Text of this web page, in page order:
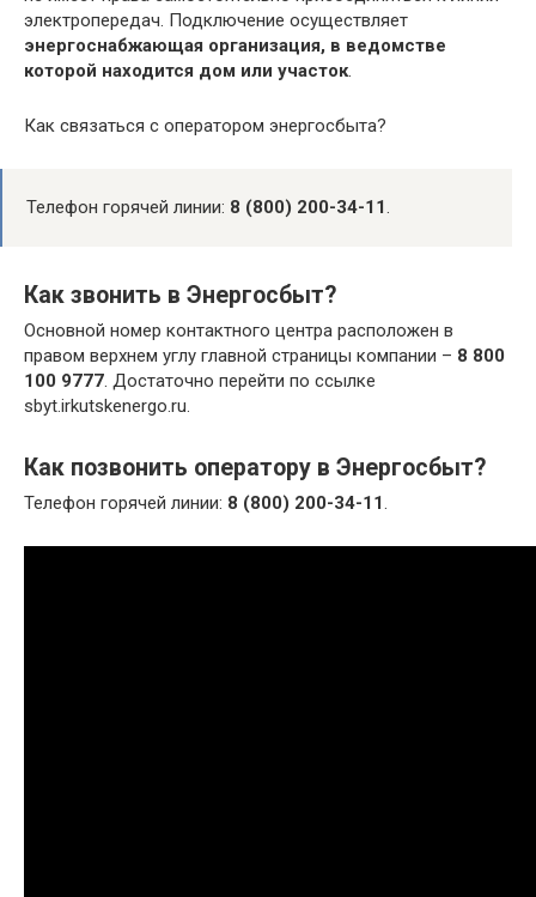
электропередач. Подключение осуществляет
энергоснабжающая организация, в ведомстве
которой находится дом или участок.
Как связаться с оператором энергосбыта?
Телефон горячей линии: 8 (800) 200-34-11.
Как звонить в Энергосбыт?
Основной номер контактного центра расположен в
правом верхнем углу главной страницы компании – 8 800
100 9777. Достаточно перейти по ссылке
sbyt.irkutskenergo.ru.
Как позвонить оператору в Энергосбыт?
Телефон горячей линии: 8 (800) 200-34-11.